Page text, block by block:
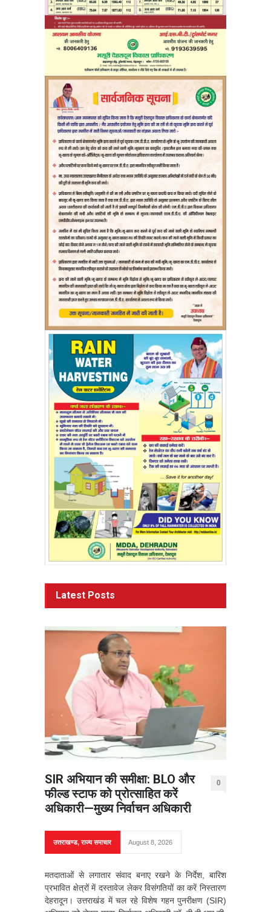
Latest Posts
SIR अभियान की समीक्षा: BLO और
फील्ड स्टाफ को प्रोत्साहित करें
अधिकारी—मुख्य निर्वाचन अधिकारी
0
उत्तराखण्ड,राज्य समाचार August 8, 2026
मतदाताओं से लगातार संवाद बनाए रखने के निर्देश, बारिश
प्रभावित क्षेत्रों में दस्तावेज लेकर विसंगतियों का करें निस्तारण
देहरादून। उत्तराखंड में चल रहे विशेष गहन पुनरीक्षण (SIR)